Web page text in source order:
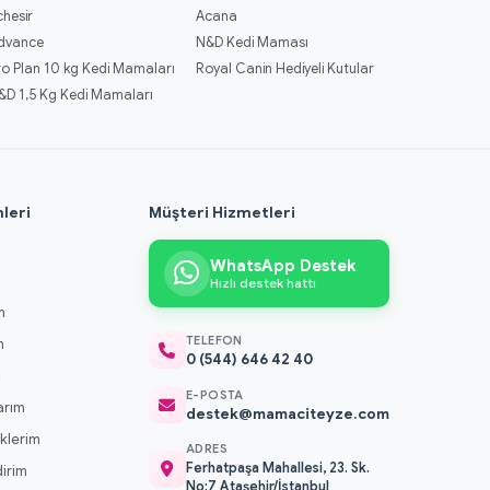
Acana
N&D Kedi Maması
Plan 10 kg Kedi Mamaları
Royal Canin Hediyeli Kutular
1,5 Kg Kedi Mamaları
Müşteri Hizmetleri
WhatsApp Destek
Hızlı destek hattı
TELEFON
0 (544) 646 42 40
E-POSTA
destek@mamaciteyze.com
ADRES
Ferhatpaşa Mahallesi, 23. Sk.